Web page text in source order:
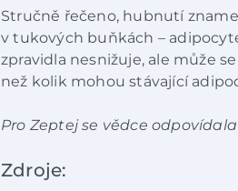
Stručně řečeno, hubnutí
v tukových buňkách –
zpravidla nesnižuje, ale může
než kolik mohou stávající
Pro Zeptej se vědce
Zdroje: